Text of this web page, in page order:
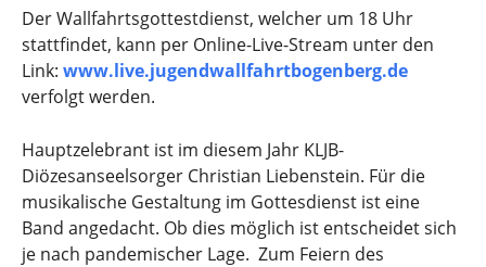
Der Wallfahrtsgottestdienst, welcher um 18 Uhr
stattfindet, kann per Online-Live-Stream unter den
Link: www.live.jugendwallfahrtbogenberg.de
verfolgt werden.
Hauptzelebrant ist im diesem Jahr KLJB-
Diözesanseelsorger Christian Liebenstein. Für die
musikalische Gestaltung im Gottesdienst ist eine
Band angedacht. Ob dies möglich ist entscheidet sich
je nach pandemischer Lage. Zum Feiern des